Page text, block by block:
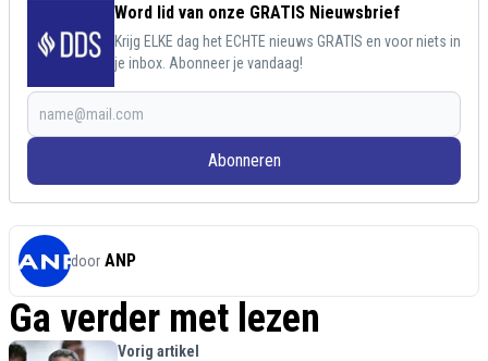
Word lid van onze GRATIS Nieuwsbrief
Krijg ELKE dag het ECHTE nieuws GRATIS en voor niets in
je inbox. Abonneer je vandaag!
Abonneren
door ANP
Ga verder met lezen
Vorig artikel